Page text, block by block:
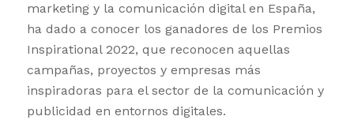
marketing y la comunicación digital en España,
ha dado a conocer los ganadores de los Premios
Inspirational 2022, que reconocen aquellas
campañas, proyectos y empresas más
inspiradoras para el sector de la comunicación y
publicidad en entornos digitales.